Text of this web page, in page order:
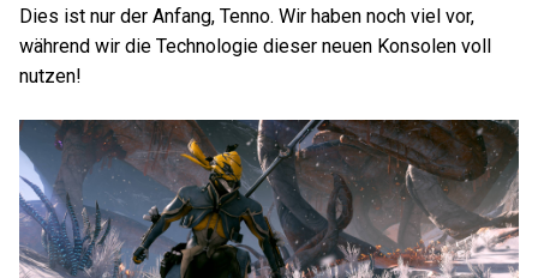
Dies ist nur der Anfang, Tenno. Wir haben noch viel vor,
während wir die Technologie dieser neuen Konsolen voll
nutzen!